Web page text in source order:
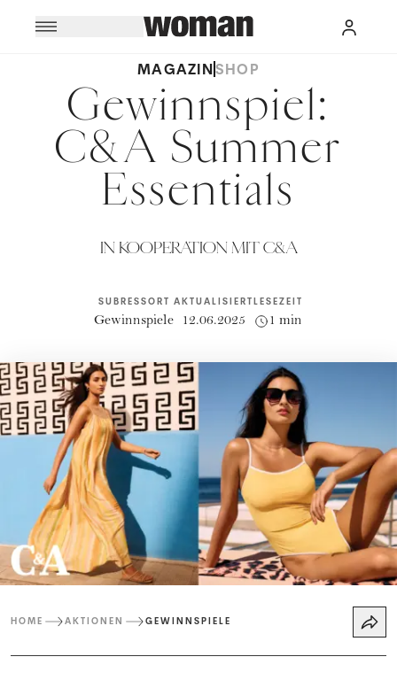
MAGAZINSHOP
Gewinnspiel:
C&A Summer
Essentials
IN KOOPERATION MIT C&A
SUBRESSORT
Gewinnspiele
AKTUALISIERT
12.06.2025
LESEZEIT
1 min
HOME AKTIONEN GEWINNSPIELE